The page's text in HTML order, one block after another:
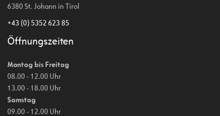
6380 St. Johann in Tirol
+43 (0) 5352 623 85
Öffnungszeiten
Montag bis Freitag
08.00 - 12.00 Uhr
13.00 - 18.00 Uhr
Samstag
09.00 - 12.00 Uhr